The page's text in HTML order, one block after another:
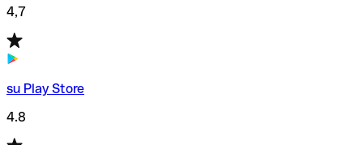
4,7
su Play Store
4.8